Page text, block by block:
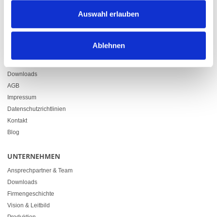
Auswahl erlauben
Ablehnen
Zürcherstrasse 37
LINKS
Downloads
AGB
Impressum
Datenschutzrichtlinien
Kontakt
Blog
UNTERNEHMEN
Ansprechpartner & Team
Downloads
Firmengeschichte
Vision & Leitbild